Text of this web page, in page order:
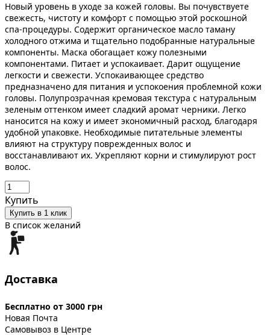
Новый уровень в уходе за кожей головы. Вы почувствуете
свежесть, чистоту и комфорт с помощью этой роскошной
спа-процедуры. Содержит органическое масло таману
холодного отжима и тщательно подобранные натуральные
компоненты. Маска обогащает кожу полезными
компонентами. Питает и успокаивает. Дарит ощущение
легкости и свежести. Успокаивающее средство
предназначено для питания и успокоения проблемной кожи
головы. Полупрозрачная кремовая текстура с натуральным
зеленым оттенком имеет сладкий аромат черники. Легко
наносится на кожу и имеет экономичный расход, благодаря
удобной упаковке. Необходимые питательные элементы
влияют на структуру поврежденных волос и
восстанавливают их. Укрепляют корни и стимулируют рост
волос.
Купить
Купить в 1 клик
В список желаний
Доставка
Бесплатно от 3000 грн
Новая Почта
Самовывоз в Центре